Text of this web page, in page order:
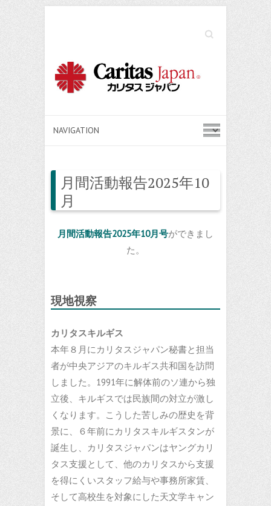
Search
月間活動報告2025年10
月
月間活動報告2025年10月号ができまし
た。
現地視察
カリタスキルギス
本年８月にカリタスジャパン秘書と担当
者が中央アジアのキルギス共和国を訪問
しました。1991年に解体前のソ連から独
立後、キルギスでは民族間の対立が激し
くなります。こうした苦しみの歴史を背
景に、６年前にカリタスキルギスタンが
誕生し、カリタスジャパンはヤングカリ
タス支援として、他のカリタスから支援
を得にくいスタッフ給与や事務所家賃、
そして高校生を対象にした天文学キャン